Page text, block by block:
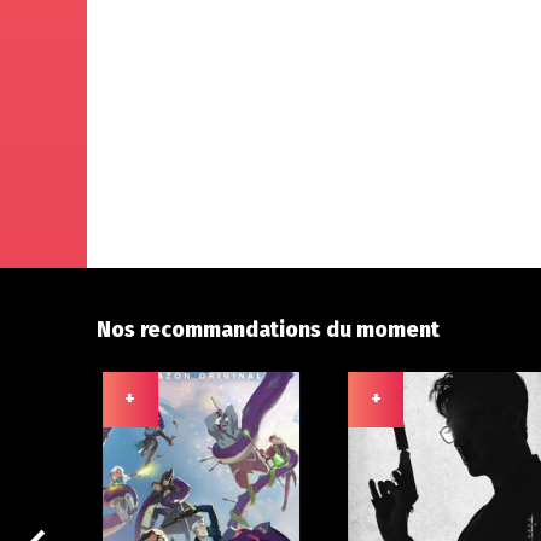
Nos recommandations du moment
+ +